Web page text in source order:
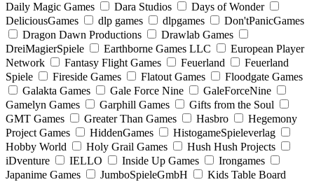
Daily Magic Games
Dara Studios
Days of Wonder
DeliciousGames
dlp games dlpgames
Don'tPanicGames
Dragon Dawn Productions
Drawlab Games
DreiMagierSpiele
Earthborne Games LLC
European Player
Network
Fantasy Flight Games Feuerland
Feuerland
Spiele
Fireside Games Flatout Games
Floodgate Games
Galakta Games
Gale Force Nine
GaleForceNine
Gamelyn Games
Garphill Games
Gifts from the Soul
GMT Games
Greater Than Games Hasbro
Hegemony
Project Games
HiddenGames
HistogameSpieleverlag
Hobby World
Holy Grail Games
Hush Hush Projects
iDventure
IELLO Inside Up Games
Irongames
Japanime Games
JumboSpieleGmbH
Kids Table Board